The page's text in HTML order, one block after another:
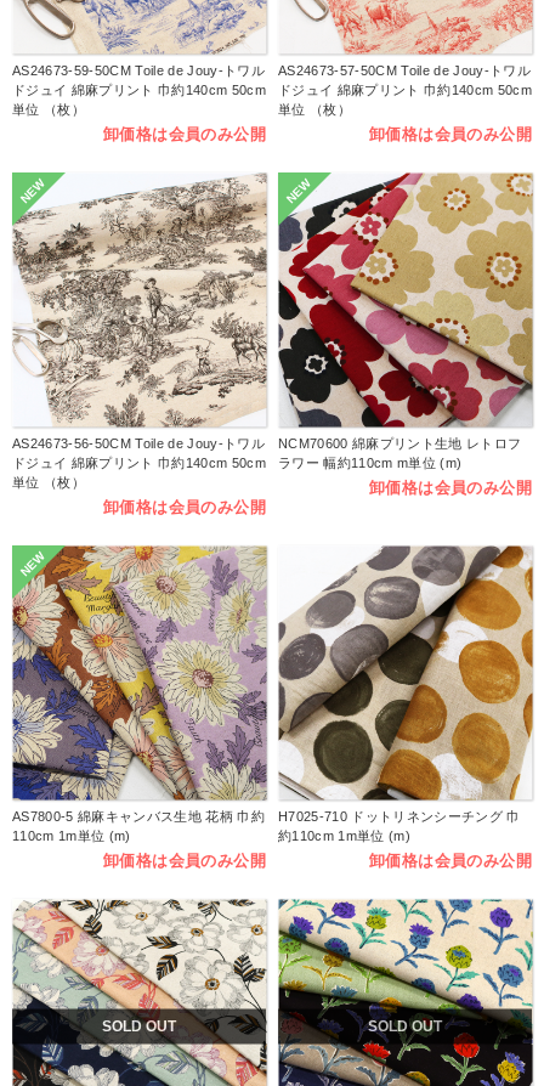
AS24673-59-50CM Toile de Jouy-トワル
ドジュイ 綿麻プリント 巾約140cm 50cm
単位 （枚）
卸価格は会員のみ公開
AS24673-57-50CM Toile de Jouy-トワル
ドジュイ 綿麻プリント 巾約140cm 50cm
単位 （枚）
卸価格は会員のみ公開
NEW
AS24673-56-50CM Toile de Jouy-トワル
ドジュイ 綿麻プリント 巾約140cm 50cm
単位 （枚）
卸価格は会員のみ公開
NEW
NCM70600 綿麻プリント生地 レトロフ
ラワー 幅約110cm m単位 (m)
卸価格は会員のみ公開
NEW
AS7800-5 綿麻キャンバス生地 花柄 巾約
110cm 1m単位 (m)
卸価格は会員のみ公開
H7025-710 ドットリネンシーチング 巾
約110cm 1m単位 (m)
卸価格は会員のみ公開
SOLD OUT SOLD OUT